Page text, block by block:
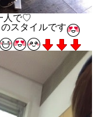
人で♡
スタイルです